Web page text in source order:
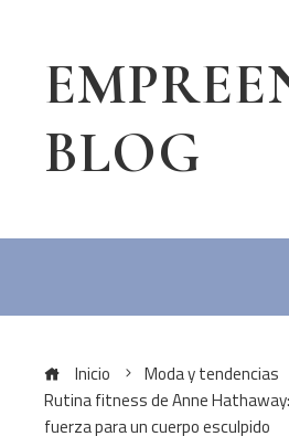
BLOG
Inicio
Moda y tendencias
Rutina fitness de Anne
fuerza para un cuerpo esculpido